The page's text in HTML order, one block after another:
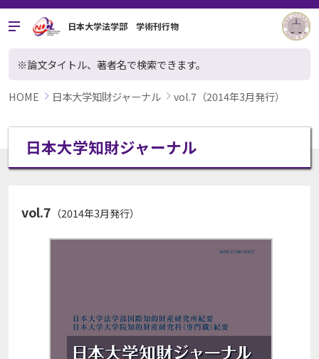
日本大学法学部 学術刊行物
※論文タイトル、著者名で検索できます。
HOME 日本大学知財ジャーナル vol.7（2014年3月発行）
日本大学知財ジャーナル
vol.7 （2014年3月発行）